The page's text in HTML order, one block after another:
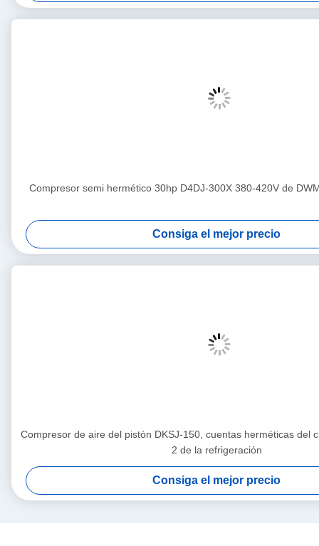
Consiga el mejor precio
Compresor de aire del pistón DKSJ-150, cuentas herméticas del
2 de la refrigeración
Consiga el mejor precio